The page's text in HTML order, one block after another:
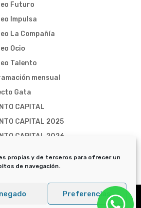
propias y de terceros para ofrecer un
de navegación.
Preferencias
Futuro
Impulsa
La Compañía
Ocio
Talento
mensual
Gata
CAPITAL
CAPITAL 2025
CAPITAL 2026